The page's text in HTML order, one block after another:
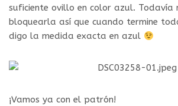
suficiente ovillo en color azul.
bloquearla así que cuando termine
digo la medida exacta en azul
¡Vamos ya con el patrón!